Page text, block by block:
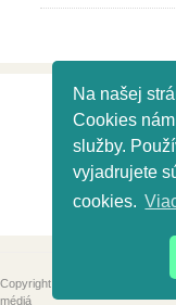
Na našej
Cookies
služby.
vyjadrujete
cookies.
Copyright 2017 - 2026 ©
médiá